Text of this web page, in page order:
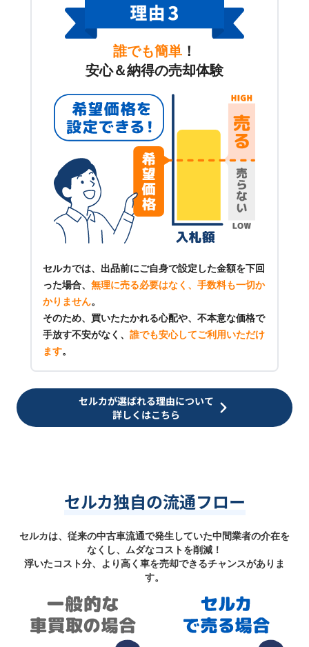
誰でも簡単 ！
安心＆納得の売却体験
セルカでは、出品前にご自身で設定した金額を下回
った場合、 無理に売る必要はなく、手数料も一切か
かりません。
そのため、買いたたかれる心配や、不本意な価格で
手放す不安がなく、 誰でも安心してご利用いただけ
ます。
セルカが選ばれる理由について
詳しくはこちら
セルカ独自の流通フロー
セルカは、従来の中古車流通で発生していた中間業者の介在を
なくし、ムダなコストを削減！
浮いたコスト分、より高く車を売却できるチャンスがありま
す。